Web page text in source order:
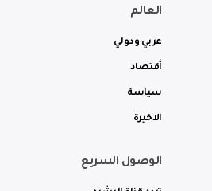
العالم
عربي ودولي
أقتصاد
سياسة
الاخيرة
الوصول السريع